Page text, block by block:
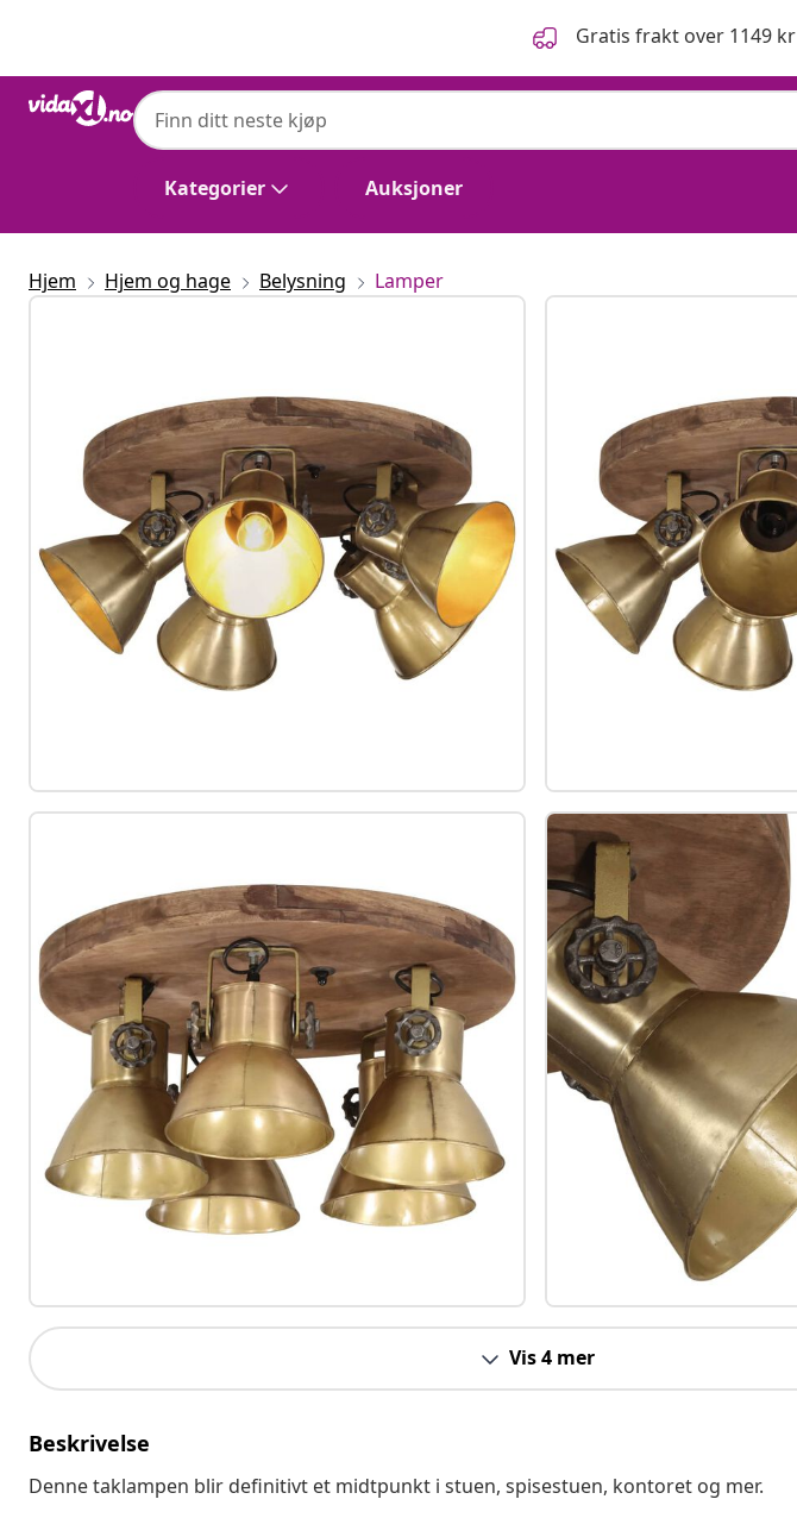
Gratis frakt over 1149 kr
Kategorier Auksjoner
Hjem Hjem og hage Belysning Lamper
Vis 4 mer
Beskrivelse
Denne taklampen blir definitivt et midtpunkt i stuen, spisestuen, kontoret og mer.